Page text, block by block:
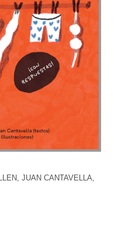
JUAN CANTAVELLA,